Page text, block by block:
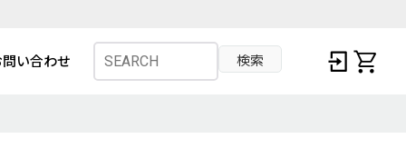
い合わせ 検索